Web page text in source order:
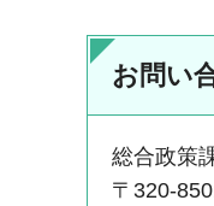
お問い
総合政策
〒320-